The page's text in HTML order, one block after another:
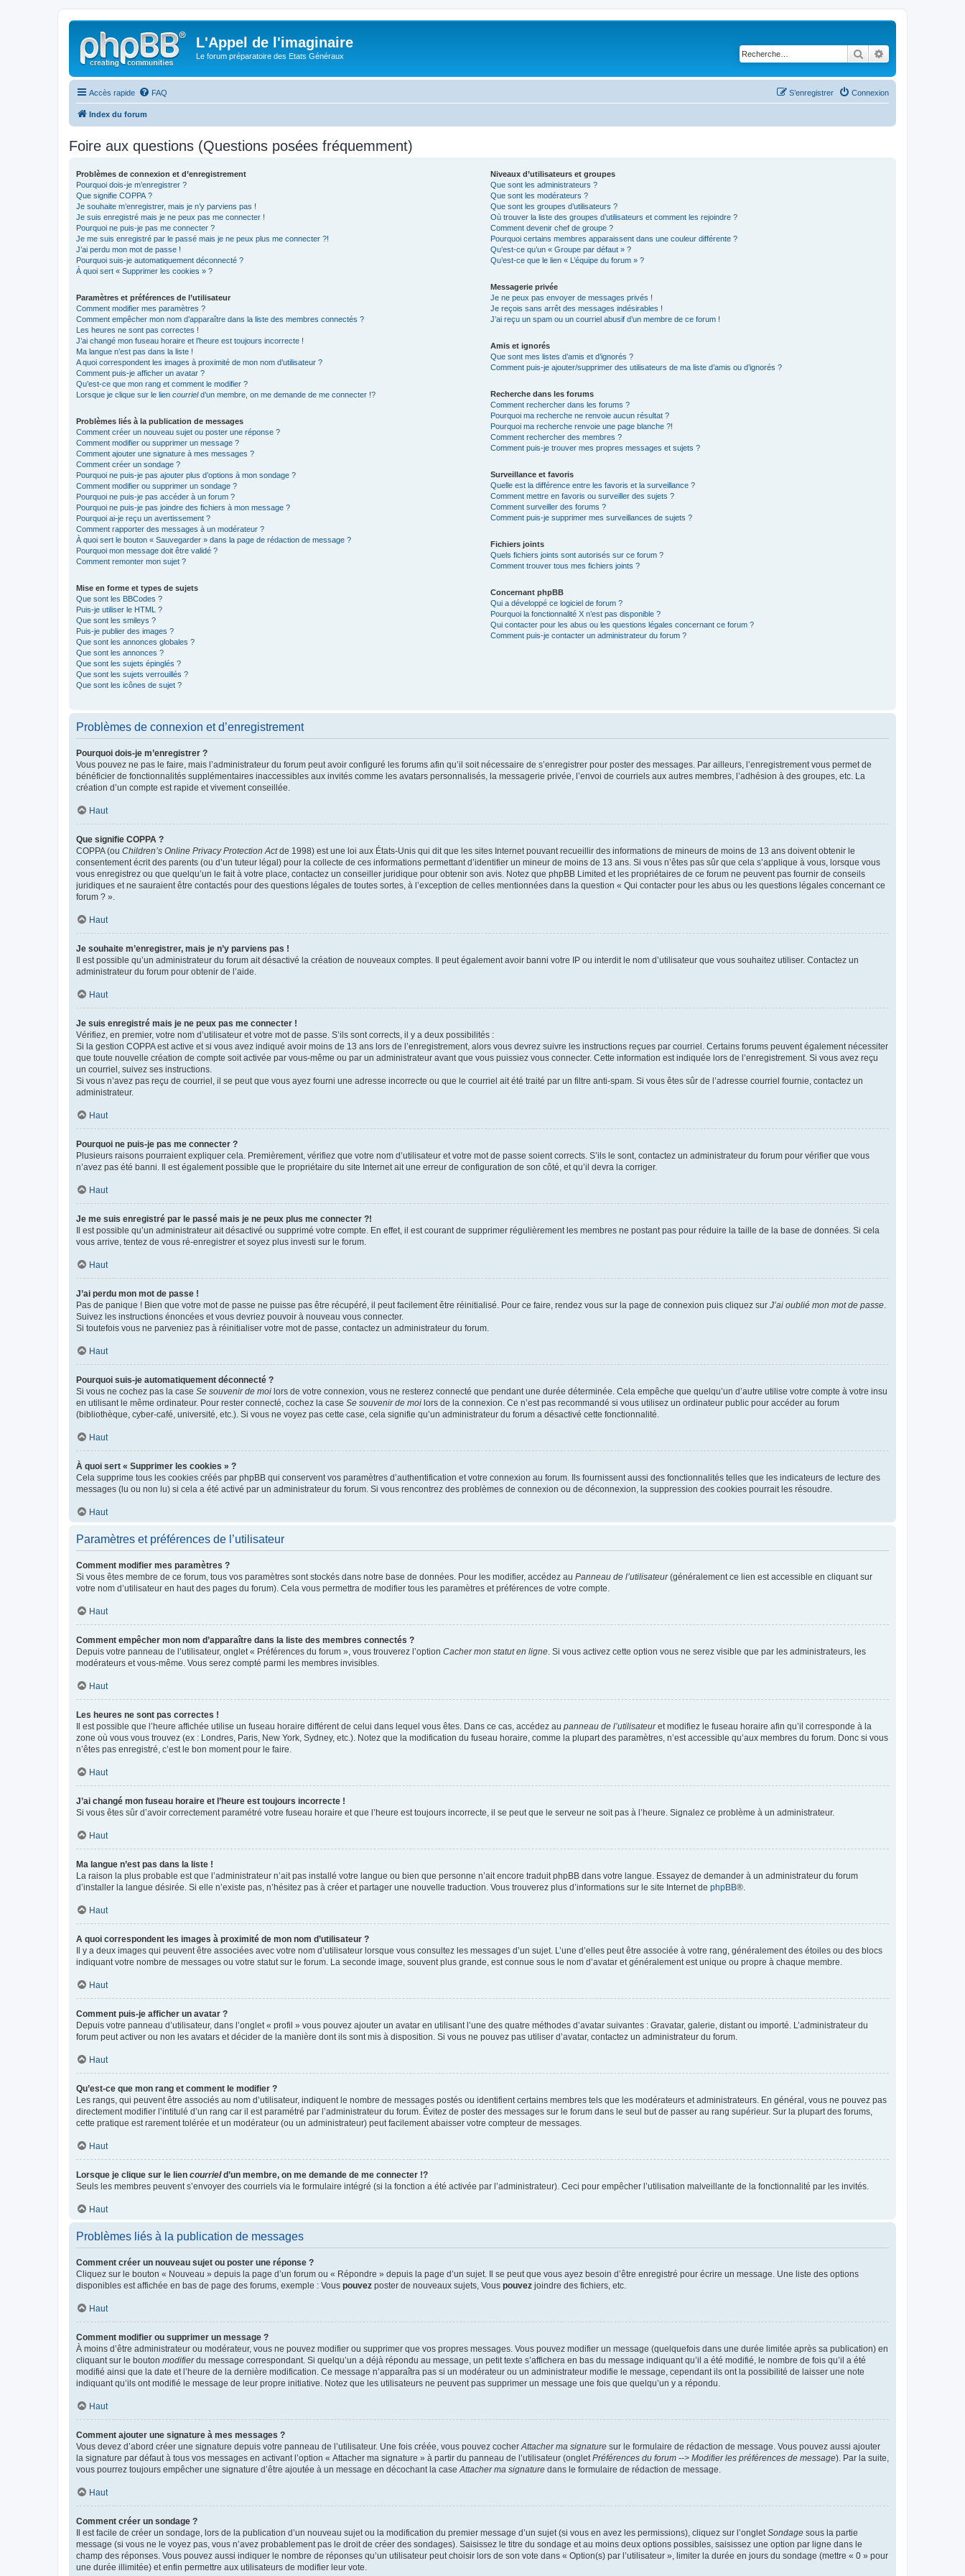
L'Appel de l'imaginaire
Le forum préparatoire des Etats Généraux Rechercher
Accès rapide FAQ Connexion
S’enregistrer
Index du forum
Foire aux questions (Questions posées fréquemment)
Problèmes de connexion et d’enregistrement
Pourquoi dois-je m’enregistrer ?
Que signifie COPPA ?
Je souhaite m’enregistrer, mais je n’y parviens pas !
Je suis enregistré mais je ne peux pas me connecter !
Pourquoi ne puis-je pas me connecter ?
Je me suis enregistré par le passé mais je ne peux plus me connecter ?!
J’ai perdu mon mot de passe !
Pourquoi suis-je automatiquement déconnecté ?
À quoi sert « Supprimer les cookies » ?
Paramètres et préférences de l’utilisateur
Comment modifier mes paramètres ?
Comment empêcher mon nom d’apparaître dans la liste des membres connectés ?
Les heures ne sont pas correctes !
J’ai changé mon fuseau horaire et l’heure est toujours incorrecte !
Ma langue n’est pas dans la liste !
A quoi correspondent les images à proximité de mon nom d’utilisateur ?
Comment puis-je afficher un avatar ?
Qu’est-ce que mon rang et comment le modifier ?
Lorsque je clique sur le lien courrield’un membre, on me demande de me connecter !?
Problèmes liés à la publication de messages
Comment créer un nouveau sujet ou poster une réponse ?
Comment modifier ou supprimer un message ?
Comment ajouter une signature à mes messages ?
Comment créer un sondage ?
Pourquoi ne puis-je pas ajouter plus d’options à mon sondage ?
Comment modifier ou supprimer un sondage ?
Pourquoi ne puis-je pas accéder à un forum ?
Pourquoi ne puis-je pas joindre des fichiers à mon message ?
Pourquoi ai-je reçu un avertissement ?
Comment rapporter des messages à un modérateur ?
À quoi sert le bouton « Sauvegarder » dans la page de rédaction de message ?
Pourquoi mon message doit être validé ?
Comment remonter mon sujet ?
Mise en forme et types de sujets
Que sont les BBCodes ?
Puis-je utiliser le HTML ?
Que sont les smileys ?
Puis-je publier des images ?
Que sont les annonces globales ?
Que sont les annonces ?
Que sont les sujets épinglés ?
Que sont les sujets verrouillés ?
Que sont les icônes de sujet ?
Niveaux d’utilisateurs et groupes
Que sont les administrateurs ?
Que sont les modérateurs ?
Que sont les groupes d’utilisateurs ?
Où trouver la liste des groupes d’utilisateurs et comment les rejoindre ?
Comment devenir chef de groupe ?
Pourquoi certains membres apparaissent dans une couleur différente ?
Qu’est-ce qu’un « Groupe par défaut » ?
Qu’est-ce que le lien « L’équipe du forum » ?
Messagerie privée
Je ne peux pas envoyer de messages privés !
Je reçois sans arrêt des messages indésirables !
J’ai reçu un spam ou un courriel abusif d’un membre de ce forum !
Amis et ignorés
Que sont mes listes d’amis et d’ignorés ?
Comment puis-je ajouter/supprimer des utilisateurs de ma liste d’amis ou d’ignorés ?
Recherche dans les forums
Comment rechercher dans les forums ?
Pourquoi ma recherche ne renvoie aucun résultat ?
Pourquoi ma recherche renvoie une page blanche ?!
Comment rechercher des membres ?
Comment puis-je trouver mes propres messages et sujets ?
Surveillance et favoris
Quelle est la différence entre les favoris et la surveillance ?
Comment mettre en favoris ou surveiller des sujets ?
Comment surveiller des forums ?
Comment puis-je supprimer mes surveillances de sujets ?
Fichiers joints
Quels fichiers joints sont autorisés sur ce forum ?
Comment trouver tous mes fichiers joints ?
Concernant phpBB
Qui a développé ce logiciel de forum ?
Pourquoi la fonctionnalité X n’est pas disponible ?
Qui contacter pour les abus ou les questions légales concernant ce forum ?
Comment puis-je contacter un administrateur du forum ?
Problèmes de connexion et d’enregistrement
Pourquoi dois-je m’enregistrer ?
Vous pouvez ne pas le faire, mais l’administrateur du forum peut avoir configuré les forums afin qu’il soit nécessaire de s’enregistrer pour poster des messages. Par ailleurs, l’enregistrement vous permet de
bénéficier de fonctionnalités supplémentaires inaccessibles aux invités comme les avatars personnalisés, la messagerie privée, l’envoi de courriels aux autres membres, l’adhésion à des groupes, etc. La
création d’un compte est rapide et vivement conseillée.
Haut
Que signifie COPPA ?
COPPA (ou Children’s Online Privacy Protection Actde 1998) est une loi aux États-Unis qui dit que les sites Internet pouvant recueillir des informations de mineurs de moins de 13 ans doivent obtenir le
consentement écrit des parents (ou d’un tuteur légal) pour la collecte de ces informations permettant d’identifier un mineur de moins de 13 ans. Si vous n’êtes pas sûr que cela s’applique à vous, lorsque vous
vous enregistrez ou que quelqu’un le fait à votre place, contactez un conseiller juridique pour obtenir son avis. Notez que phpBB Limited et les propriétaires de ce forum ne peuvent pas fournir de conseils
juridiques et ne sauraient être contactés pour des questions légales de toutes sortes, à l’exception de celles mentionnées dans la question « Qui contacter pour les abus ou les questions légales concernant ce
forum ? ».
Haut
Je souhaite m’enregistrer, mais je n’y parviens pas !
Il est possible qu’un administrateur du forum ait désactivé la création de nouveaux comptes. Il peut également avoir banni votre IP ou interdit le nom d’utilisateur que vous souhaitez utiliser. Contactez un
administrateur du forum pour obtenir de l’aide.
Haut
Je suis enregistré mais je ne peux pas me connecter !
Vérifiez, en premier, votre nom d’utilisateur et votre mot de passe. S’ils sont corrects, il y a deux possibilités :
Si la gestion COPPA est active et si vous avez indiqué avoir moins de 13 ans lors de l’enregistrement, alors vous devrez suivre les instructions reçues par courriel. Certains forums peuvent également nécessiter
que toute nouvelle création de compte soit activée par vous-même ou par un administrateur avant que vous puissiez vous connecter. Cette information est indiquée lors de l’enregistrement. Si vous avez reçu
un courriel, suivez ses instructions.
Si vous n’avez pas reçu de courriel, il se peut que vous ayez fourni une adresse incorrecte ou que le courriel ait été traité par un filtre anti-spam. Si vous êtes sûr de l’adresse courriel fournie, contactez un
administrateur.
Haut
Pourquoi ne puis-je pas me connecter ?
Plusieurs raisons pourraient expliquer cela. Premièrement, vérifiez que votre nom d’utilisateur et votre mot de passe soient corrects. S’ils le sont, contactez un administrateur du forum pour vérifier que vous
n’avez pas été banni. Il est également possible que le propriétaire du site Internet ait une erreur de configuration de son côté, et qu’il devra la corriger.
Haut
Je me suis enregistré par le passé mais je ne peux plus me connecter ?!
Il est possible qu’un administrateur ait désactivé ou supprimé votre compte. En effet, il est courant de supprimer régulièrement les membres ne postant pas pour réduire la taille de la base de données. Si cela
vous arrive, tentez de vous ré-enregistrer et soyez plus investi sur le forum.
Haut
J’ai perdu mon mot de passe !
Pas de panique ! Bien que votre mot de passe ne puisse pas être récupéré, il peut facilement être réinitialisé. Pour ce faire, rendez vous sur la page de connexion puis cliquez sur J’ai oublié mon mot de passe
Suivez les instructions énoncées et vous devriez pouvoir à nouveau vous connecter.
Si toutefois vous ne parveniez pas à réinitialiser votre mot de passe, contactez un administrateur du forum.
Haut
Pourquoi suis-je automatiquement déconnecté ?
Si vous ne cochez pas la case Se souvenir de moi lors de votre connexion, vous ne resterez connecté que pendant une durée déterminée. Cela empêche que quelqu’un d’autre utilise votre compte à votre insu
en utilisant le même ordinateur. Pour rester connecté, cochez la case Se souvenir de moi lors de la connexion. Ce n’est pas recommandé si vous utilisez un ordinateur public pour accéder au forum
(bibliothèque, cyber-café, université, etc.). Si vous ne voyez pas cette case, cela signifie qu’un administrateur du forum a désactivé cette fonctionnalité.
Haut
À quoi sert « Supprimer les cookies » ?
Cela supprime tous les cookies créés par phpBB qui conservent vos paramètres d’authentification et votre connexion au forum. Ils fournissent aussi des fonctionnalités telles que les indicateurs de lecture des
messages (lu ou non lu) si cela a été activé par un administrateur du forum. Si vous rencontrez des problèmes de connexion ou de déconnexion, la suppression des cookies pourrait les résoudre.
Haut
Paramètres et préférences de l’utilisateur
Comment modifier mes paramètres ?
Si vous êtes membre de ce forum, tous vos paramètres sont stockés dans notre base de données. Pour les modifier, accédez au Panneau de l’utilisateur(généralement ce lien est accessible en cliquant sur
votre nom d’utilisateur en haut des pages du forum). Cela vous permettra de modifier tous les paramètres et préférences de votre compte.
Haut
Comment empêcher mon nom d’apparaître dans la liste des membres connectés ?
Depuis votre panneau de l’utilisateur, onglet « Préférences du forum », vous trouverez l’option Cacher mon statut en ligne . Si vous activez cette option vous ne serez visible que par les administrateurs, les
modérateurs et vous-même. Vous serez compté parmi les membres invisibles.
Haut
Les heures ne sont pas correctes !
Il est possible que l’heure affichée utilise un fuseau horaire différent de celui dans lequel vous êtes. Dans ce cas, accédez au panneau de l’utilisateuret modifiez le fuseau horaire afin qu’il corresponde à la
zone où vous vous trouvez (ex : Londres, Paris, New York, Sydney, etc.). Notez que la modification du fuseau horaire, comme la plupart des paramètres, n’est accessible qu’aux membres du forum. Donc si vous
n’êtes pas enregistré, c’est le bon moment pour le faire.
Haut
J’ai changé mon fuseau horaire et l’heure est toujours incorrecte !
Si vous êtes sûr d’avoir correctement paramétré votre fuseau horaire et que l’heure est toujours incorrecte, il se peut que le serveur ne soit pas à l’heure. Signalez ce problème à un administrateur.
Haut
Ma langue n’est pas dans la liste !
La raison la plus probable est que l’administrateur n’ait pas installé votre langue ou bien que personne n’ait encore traduit phpBB dans votre langue. Essayez de demander à un administrateur du forum
d’installer la langue désirée. Si elle n’existe pas, n’hésitez pas à créer et partager une nouvelle traduction. Vous trouverez plus d’informations sur le site Internet de phpBB®.
Haut
A quoi correspondent les images à proximité de mon nom d’utilisateur ?
Il y a deux images qui peuvent être associées avec votre nom d’utilisateur lorsque vous consultez les messages d’un sujet. L’une d’elles peut être associée à votre rang, généralement des étoiles ou des blocs
indiquant votre nombre de messages ou votre statut sur le forum. La seconde image, souvent plus grande, est connue sous le nom d’avatar et généralement est unique ou propre à chaque membre.
Haut
Comment puis-je afficher un avatar ?
Depuis votre panneau d’utilisateur, dans l’onglet « profil » vous pouvez ajouter un avatar en utilisant l’une des quatre méthodes d’avatar suivantes : Gravatar, galerie, distant ou importé. L’administrateur du
forum peut activer ou non les avatars et décider de la manière dont ils sont mis à disposition. Si vous ne pouvez pas utiliser d’avatar, contactez un administrateur du forum.
Haut
Qu’est-ce que mon rang et comment le modifier ?
Les rangs, qui peuvent être associés au nom d’utilisateur, indiquent le nombre de messages postés ou identifient certains membres tels que les modérateurs et administrateurs. En général, vous ne pouvez pas
directement modifier l’intitulé d’un rang car il est paramétré par l’administrateur du forum. Évitez de poster des messages sur le forum dans le seul but de passer au rang supérieur. Sur la plupart des forums,
cette pratique est rarement tolérée et un modérateur (ou un administrateur) peut facilement abaisser votre compteur de messages.
Haut
Lorsque je clique sur le lien courrield’un membre, on me demande de me connecter !?
Seuls les membres peuvent s’envoyer des courriels via le formulaire intégré (si la fonction a été activée par l’administrateur). Ceci pour empêcher l’utilisation malveillante de la fonctionnalité par les invités.
Haut
Problèmes liés à la publication de messages
Comment créer un nouveau sujet ou poster une réponse ?
Cliquez sur le bouton « Nouveau » depuis la page d’un forum ou « Répondre » depuis la page d’un sujet. Il se peut que vous ayez besoin d’être enregistré pour écrire un message. Une liste des options
disponibles est affichée en bas de page des forums, exemple : Vous pouvez poster de nouveaux sujets, Vous pouvez joindre des fichiers, etc.
Haut
Comment modifier ou supprimer un message ?
À moins d’être administrateur ou modérateur, vous ne pouvez modifier ou supprimer que vos propres messages. Vous pouvez modifier un message (quelquefois dans une durée limitée après sa publication) en
cliquant sur le bouton modifierdu message correspondant. Si quelqu’un a déjà répondu au message, un petit texte s’affichera en bas du message indiquant qu’il a été modifié, le nombre de fois qu’il a été
modifié ainsi que la date et l’heure de la dernière modification. Ce message n’apparaîtra pas si un modérateur ou un administrateur modifie le message, cependant ils ont la possibilité de laisser une note
indiquant qu’ils ont modifié le message de leur propre initiative. Notez que les utilisateurs ne peuvent pas supprimer un message une fois que quelqu’un y a répondu.
Haut
Comment ajouter une signature à mes messages ?
Vous devez d’abord créer une signature depuis votre panneau de l’utilisateur. Une fois créée, vous pouvez cocher Attacher ma signature sur le formulaire de rédaction de message. Vous pouvez aussi ajouter
la signature par défaut à tous vos messages en activant l’option « Attacher ma signature » à partir du panneau de l’utilisateur (onglet Préférences du forum --> Modifier les préférences de message). Par la suite,
vous pourrez toujours empêcher une signature d’être ajoutée à un message en décochant la case Attacher ma signature dans le formulaire de rédaction de message.
Haut
Comment créer un sondage ?
Il est facile de créer un sondage, lors de la publication d’un nouveau sujet ou la modification du premier message d’un sujet (si vous en avez les permissions), cliquez sur l’onglet Sondage sous la partie
message (si vous ne le voyez pas, vous n’avez probablement pas le droit de créer des sondages). Saisissez le titre du sondage et au moins deux options possibles, saisissez une option par ligne dans le
champ des réponses. Vous pouvez aussi indiquer le nombre de réponses qu’un utilisateur peut choisir lors de son vote dans « Option(s) par l’utilisateur », limiter la durée en jours du sondage (mettre « 0 » pour
une durée illimitée) et enfin permettre aux utilisateurs de modifier leur vote.